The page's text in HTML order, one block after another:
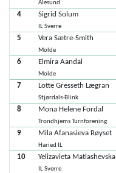
Ålesund
4 Sigrid Solum
IL Sverre
5 Vera Sætre-Smith
Molde
6 Elmira Aandal
Molde
7 Lotte Gresseth Lægran
Stjørdals-Blink
8 Mona Helene Fordal
Trondhjems Turnforening
9 Mila Afanasieva Røyset
Haried IL
10 Yelizavieta Matlashevska
IL Sverre